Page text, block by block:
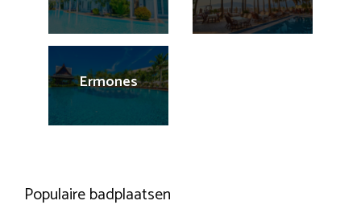
Ermones
Populaire badplaatsen